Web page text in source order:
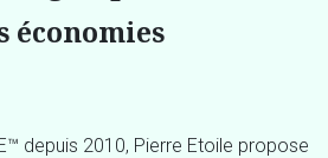
économies
depuis 2010, Pierre Etoile propose